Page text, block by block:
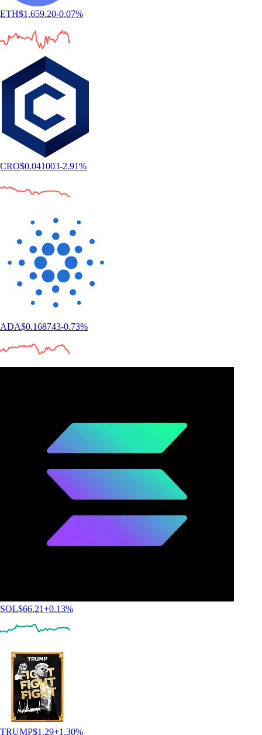
ETH$1,659.20-0.07%
CRO$0.041003-2.91%
ADA$0.168743-0.73%
SOL$66.21+0.13%
TRUMP$1.29+1.30%